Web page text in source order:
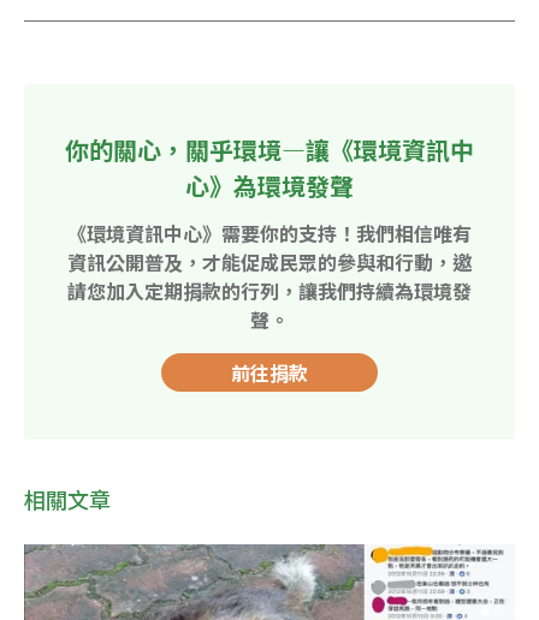
你的關心，關乎環境—讓《環境資訊中
心》為環境發聲
《環境資訊中心》需要你的支持！我們相信唯有
資訊公開普及，才能促成民眾的參與和行動，邀
請您加入定期捐款的行列，讓我們持續為環境發
聲。
前往捐款
相關文章